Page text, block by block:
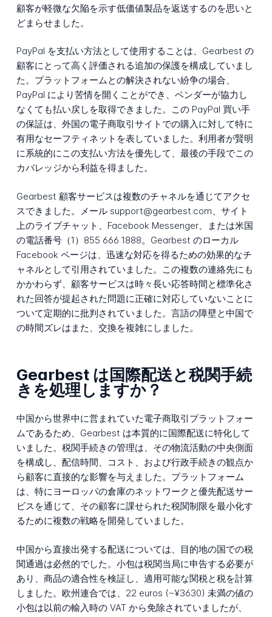
顧客が軽微な欠陥を示す低価値製品を返送するのを思いと
どまらせました。
PayPal を支払い方法として使用することは、Gearbest の
顧客にとって高く評価される追加の保護を構成していまし
た。プラットフォームとの解決されない紛争の場合、
PayPal により苦情を開くことができ、ベンダーが協力し
なくても払い戻しを取得できました。この PayPal 買い手
の保証は、外国の電子商取引サイトでの購入に対して特に
有用なセーフティネットを表していました。利用者が賢明
に系統的にこの支払い方法を優先して、最後の手段でこの
カバレッジから利益を得ました。
Gearbest 顧客サービスは複数のチャネルを通じてアクセ
スできました。メール support@gearbest.com、サイト
上のライブチャット、Facebook Messenger、または米国
の電話番号（1）855 666 1888。Gearbest のローカル
Facebook ページは、迅速な対応を得るための効果的なチ
ャネルとして引用されていました。この複数の連絡先にも
かかわらず、顧客サービスは時々長い応答時間と標準化さ
れた回答が提起された問題に正確に対応していないことに
ついて定期的に批判されていました。言語の障壁と中国で
の時間ズレはまた、交換を複雑にしました。
Gearbest は国際配送と税関手続
きを処理しますか？
中国から世界中に営まれていた電子商取引プラットフォー
ムであるため、Gearbest は本質的に国際配送に特化して
いました。税関手続きの管理は、その物流活動の中央側面
を構成し、配信時間、コスト、および行政手続きの観点か
ら顧客に直接的な影響を与えました。プラットフォーム
は、特にヨーロッパの倉庫のネットワークと優先配送サー
ビスを通じて、その顧客に課せられた税関制限を最小化す
るために複数の戦略を開発していました。
中国から直接出発する配送については、目的地の国での税
関通過は必然的でした。小包は税関当局に申告する必要が
あり、商品の適合性を検証し、適用可能な関税と税を計算
しました。欧州連合では、22 euros (~¥3630) 未満の値の
小包は以前の輸入時の VAT から免除されていましたが、